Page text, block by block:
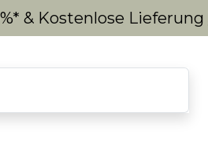
& Kostenlose Lieferung